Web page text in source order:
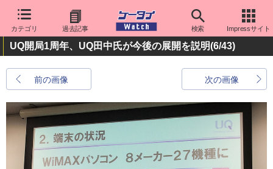
カテゴリ 過去記事 検索 Impressサイト
UQ開局1周年、UQ田中氏が今後の展開を説明(6/43)
前の画像 次の画像